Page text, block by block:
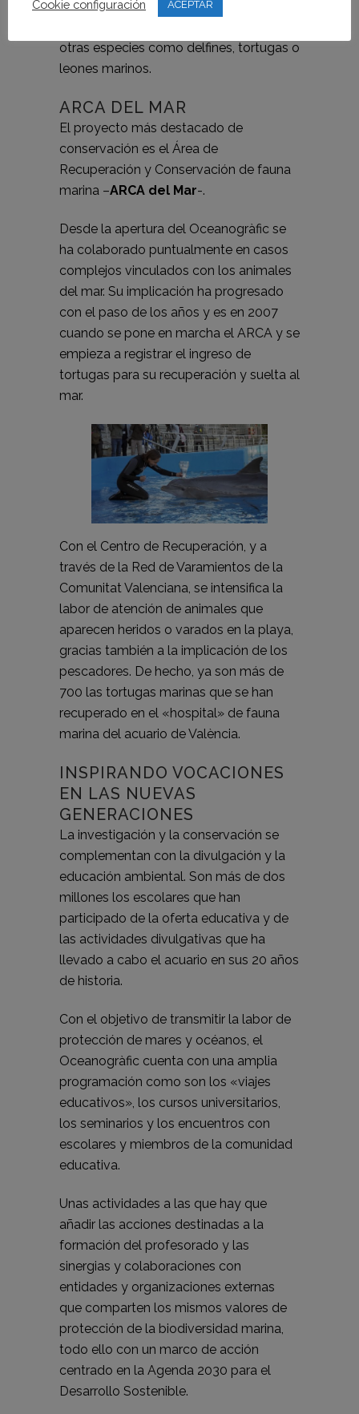
gran número de actividades y trabajos
otras especies como delfines, tortugas o
leones marinos.
ARCA DEL MAR
El proyecto más destacado de
conservación es el Área de
Recuperación y Conservación de fauna
marina –ARCA del Mar-.
Desde la apertura del Oceanogràfic se
ha colaborado puntualmente en casos
complejos vinculados con los animales
del mar. Su implicación ha progresado
con el paso de los años y es en 2007
cuando se pone en marcha el ARCA y se
empieza a registrar el ingreso de
tortugas para su recuperación y suelta al
mar.
Con el Centro de Recuperación, y a
través de la Red de Varamientos de la
Comunitat Valenciana, se intensifica la
labor de atención de animales que
aparecen heridos o varados en la playa,
gracias también a la implicación de los
pescadores. De hecho, ya son más de
700 las tortugas marinas que se han
recuperado en el «hospital» de fauna
marina del acuario de València.
INSPIRANDO VOCACIONES
EN LAS NUEVAS
GENERACIONES
La investigación y la conservación se
complementan con la divulgación y la
educación ambiental. Son más de dos
millones los escolares que han
participado de la oferta educativa y de
las actividades divulgativas que ha
llevado a cabo el acuario en sus 20 años
de historia.
Con el objetivo de transmitir la labor de
protección de mares y océanos, el
Oceanogràfic cuenta con una amplia
programación como son los «viajes
educativos», los cursos universitarios,
los seminarios y los encuentros con
escolares y miembros de la comunidad
educativa.
Unas actividades a las que hay que
añadir las acciones destinadas a la
formación del profesorado y las
sinergias y colaboraciones con
entidades y organizaciones externas
que comparten los mismos valores de
protección de la biodiversidad marina,
todo ello con un marco de acción
centrado en la Agenda 2030 para el
Desarrollo Sostenible.
Cookie configuración ACEPTAR